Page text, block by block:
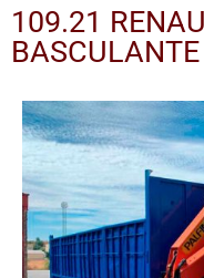
109.21